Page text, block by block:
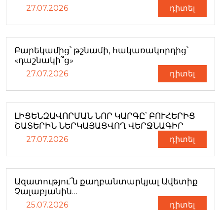
27.07.2026 դիտել
Բարեկամից՝ թշնամի, հակառակորդից՝
«դաշնակի՞ց»
27.07.2026 դիտել
ԼԻՑԵՆԶԱՎՈՐՄԱՆ ՆՈՐ ԿԱՐԳԸ՝ ԲՈՒՀԵՐԻՑ
ՇԱՏԵՐԻՆ ՆԵՐԿԱՅԱՑՎՈՂ ՎԵՐՋՆԱԳԻՐ
27.07.2026 դիտել
Ազատությու՜ն քաղբանտարկյալ Ավետիք
Չալաբյանին…
25.07.2026 դիտել